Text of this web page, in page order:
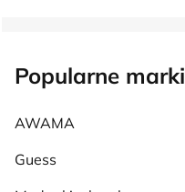
Popularne marki
AWAMA
Guess